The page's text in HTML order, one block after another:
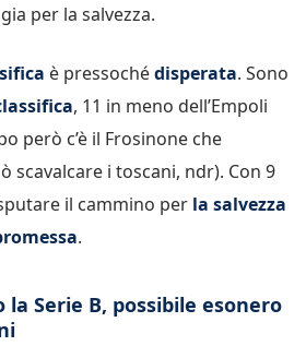
per la salvezza.
è pressochédisperata. Sono
, 11 in meno dell’Empoli
però c’è il Frosinone che
scavalcare i toscani, ndr). Con 9
il cammino per la salvezza
.
Serie B, possibile esonero